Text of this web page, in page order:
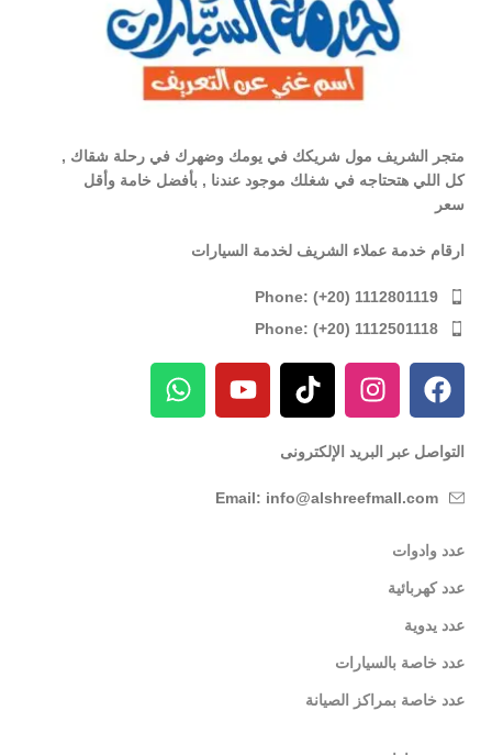
متجر الشريف مول شريكك في يومك وضهرك في رحلة شقاك ,
كل اللي هتحتاجه في شغلك موجود عندنا , بأفضل خامة وأقل
سعر
ارقام خدمة عملاء الشريف لخدمة السيارات
Phone: (+20) 1112801119
Phone: (+20) 1112501118
التواصل عبر البريد الإلكترونى
Email: info@alshreefmall.com
عدد وادوات
عدد كهربائية
عدد يدوية
عدد خاصة بالسيارات
عدد خاصة بمراكز الصيانة